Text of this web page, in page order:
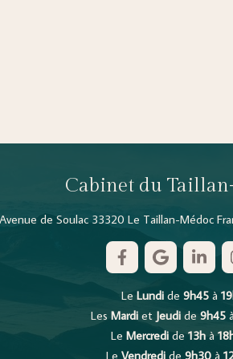
Cabinet du
de Soulac 33320 Le Taillan-Médoc
Le Lundi de 9h45 à
Les Mardi et Jeudi de 9h45 à
Le Mercredi de 13h à
Le Vendredide 9h30à